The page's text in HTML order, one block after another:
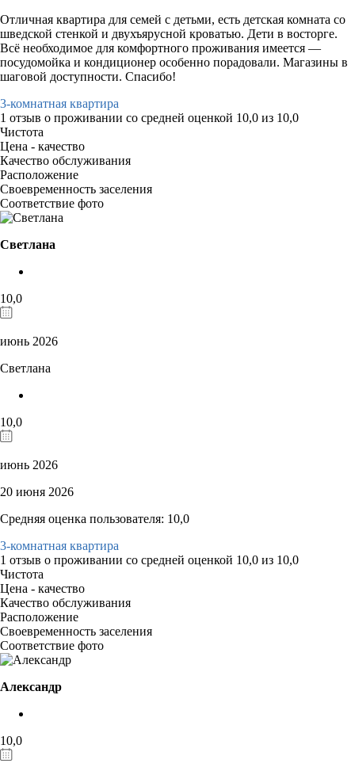
Отличная квартира для семей с детьми, есть детская комната со
шведской стенкой и двухъярусной кроватью. Дети в восторге.
Всё необходимое для комфортного проживания имеется —
посудомойка и кондиционер особенно порадовали. Магазины в
шаговой доступности. Спасибо!
3-комнатная квартира
1 отзыв о проживании со средней оценкой 10,0 из 10,0
Чистота
Цена - качество
Качество обслуживания
Расположение
Своевременность заселения
Соответствие фото
Светлана
10,0
июнь 2026
Светлана
10,0
июнь 2026
20 июня 2026
Средняя оценка пользователя: 10,0
3-комнатная квартира
1 отзыв о проживании со средней оценкой 10,0 из 10,0
Чистота
Цена - качество
Качество обслуживания
Расположение
Своевременность заселения
Соответствие фото
Александр
10,0